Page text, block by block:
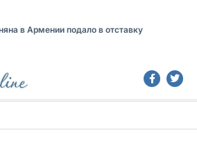
в Армении подало в отставку